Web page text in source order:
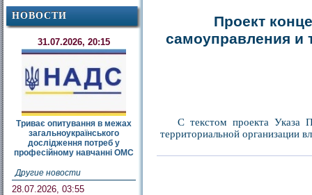
НОВОСТИ
31.07.2026, 20:15
Триває опитування в межах
загальноукраїнського
дослідження потреб у
професійному навчанні ОМС
Другие новости
28.07.2026, 03:55
Проект
самоуправления и
С текстом проекта Указа
территориальной организации